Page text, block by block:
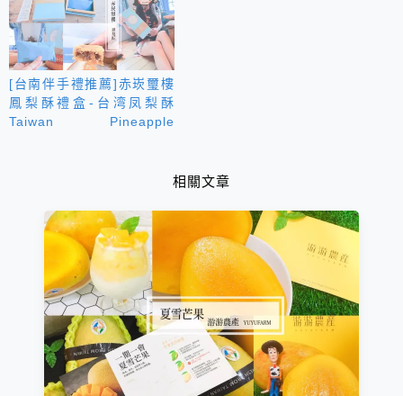
[台南伴手禮推薦]赤崁璽樓
鳳梨酥禮盒-台湾凤梨酥
Taiwan Pineapple
相關文章